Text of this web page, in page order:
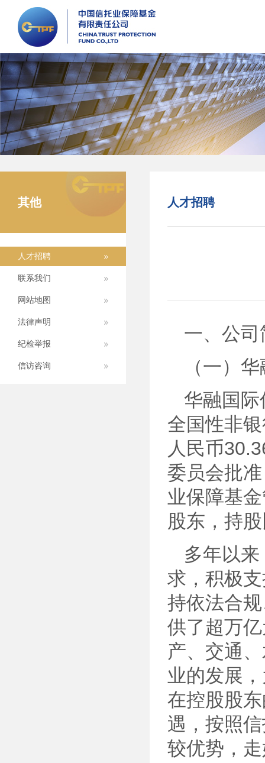
其他
人才招聘
联系我们
网站地图
法律声明
纪检举报
信访咨询
人才招聘
一、公司
（一）
华融国际
全国性非
人民币
委员会批
业保障基
股东，持
多年以
求，积极
持依法合
供了超万
产、交通
业的发展
在控股股
遇，按照
较优势，